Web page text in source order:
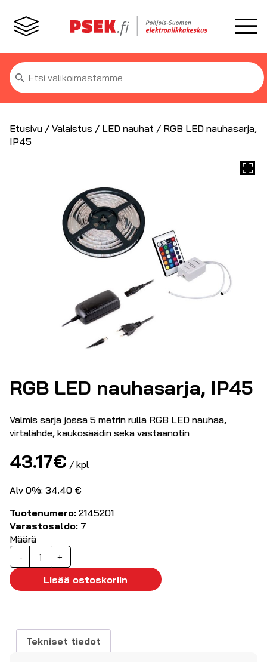
Etsi:
Etusivu / Valaistus / LED nauhat / RGB LED nauhasarja,
IP45
RGB LED nauhasarja, IP45
Valmis sarja jossa 5 metrin rulla RGB LED nauhaa,
virtalähde, kaukosäädin sekä vastaanotin
43.17€ / kpl
Alv 0%: 34.40 €
Tuotenumero: 2145201
Varastosaldo: 7
Määrä
-
RGB
LED
nauhasarja,
IP45
+
Lisää ostoskoriin
Tekniset tiedot